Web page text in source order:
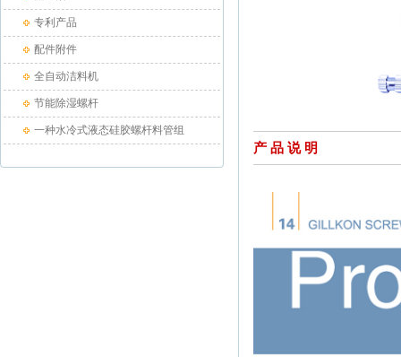
专利产品
配件附件
全自动洁料机
节能除湿螺杆
一种水冷式液态硅胶螺杆料管组
产 品 说 明